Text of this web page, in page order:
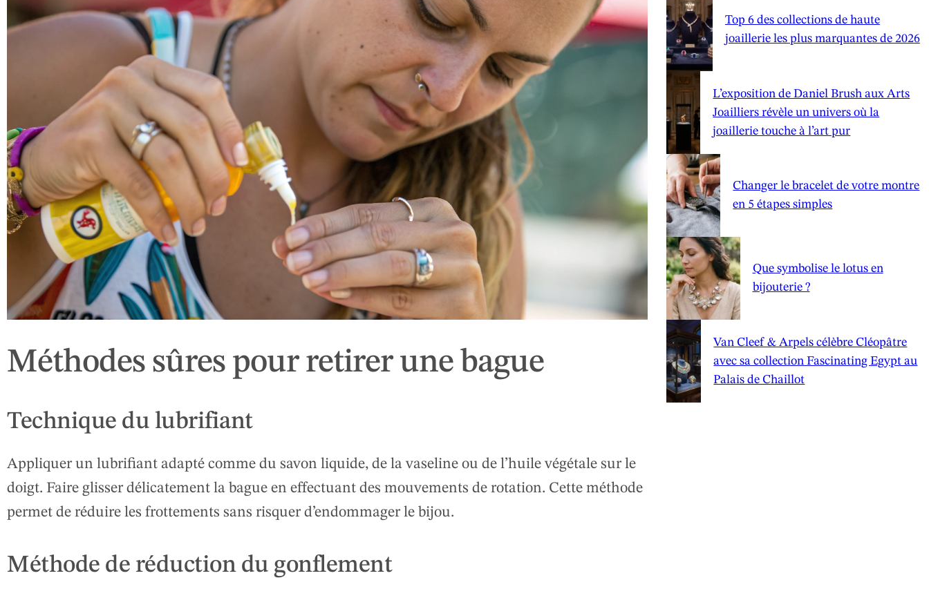
Méthodes sûres pour retirer une bague
Technique du lubrifiant
Appliquer un lubrifiant adapté comme du savon liquide, de la vaseline ou de l’huile végétale sur le
doigt. Faire glisser délicatement la bague en effectuant des mouvements de rotation. Cette méthode
permet de réduire les frottements sans risquer d’endommager le bijou.
Méthode de réduction du gonflement
Top 6 des collections de haute
joaillerie les plus marquantes de 2026
L’exposition de Daniel Brush aux Arts
Joailliers révèle un univers où la
joaillerie touche à l’art pur
Changer le bracelet de votre montre
en 5 étapes simples
Que symbolise le lotus en
bijouterie ?
Van Cleef & Arpels célèbre Cléopâtre
avec sa collection Fascinating Egypt au
Palais de Chaillot